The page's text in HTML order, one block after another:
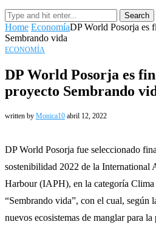
Search
Home EconomíaDP World Posorja es
Sembrando vida
ECONOMÍA
DP World Posorja es
proyecto Sembrando
written by Monica10 abril 12, 2022
DP World Posorja fue seleccionado
sostenibilidad 2022 de la International
Harbour (IAPH), en la categoría
“Sembrando vida”, con el cual, según
nuevos ecosistemas de manglar para